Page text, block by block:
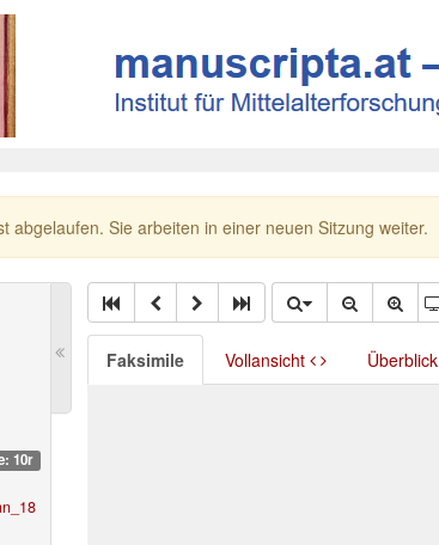
abgelaufen. Sie arbeiten in einer neuen Sitzung weiter.
10r
Faksimile Vollansicht Überblick